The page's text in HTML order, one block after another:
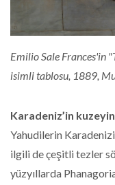
Emilio Sale Frances'in
isimli tablosu, 1889,
Karadeniz’in
Yahudilerin
ilgili de çeşitli tezler
yüzyıllarda